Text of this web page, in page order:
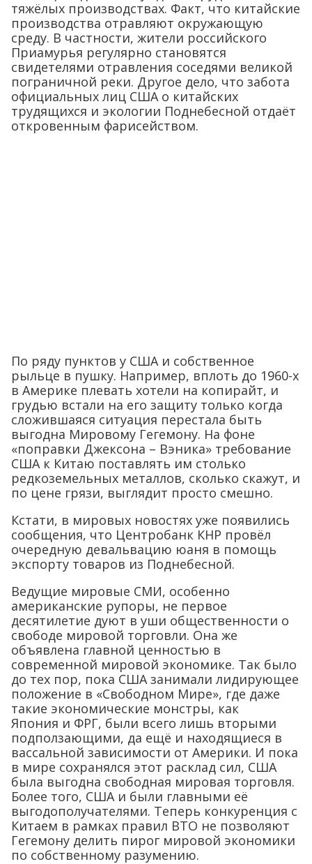
тяжёлых производствах. Факт, что китайские
производства отравляют окружающую
среду. В частности, жители российского
Приамурья регулярно становятся
свидетелями отравления соседями великой
пограничной реки. Другое дело, что забота
официальных лиц США о китайских
трудящихся и экологии Поднебесной отдаёт
откровенным фарисейством.
По ряду пунктов у США и собственное
рыльце в пушку. Например, вплоть до 1960-х
в Америке плевать хотели на копирайт, и
грудью встали на его защиту только когда
сложившаяся ситуация перестала быть
выгодна Мировому Гегемону. На фоне
«поправки Джексона – Вэника» требование
США к Китаю поставлять им столько
редкоземельных металлов, сколько скажут, и
по цене грязи, выглядит просто смешно.
Кстати, в мировых новостях уже появились
сообщения, что Центробанк КНР провёл
очередную девальвацию юаня в помощь
экспорту товаров из Поднебесной.
Ведущие мировые СМИ, особенно
американские рупоры, не первое
десятилетие дуют в уши общественности о
свободе мировой торговли. Она же
объявлена главной ценностью в
современной мировой экономике. Так было
до тех пор, пока США занимали лидирующее
положение в «Свободном Мире», где даже
такие экономические монстры, как
Япония и ФРГ, были всего лишь вторыми
подползающими, да ещё и находящиеся в
вассальной зависимости от Америки. И пока
в мире сохранялся этот расклад сил, США
была выгодна свободная мировая торговля.
Более того, США и были главными её
выгодополучателями. Теперь конкуренция с
Китаем в рамках правил ВТО не позволяют
Гегемону делить пирог мировой экономики
по собственному разумению.